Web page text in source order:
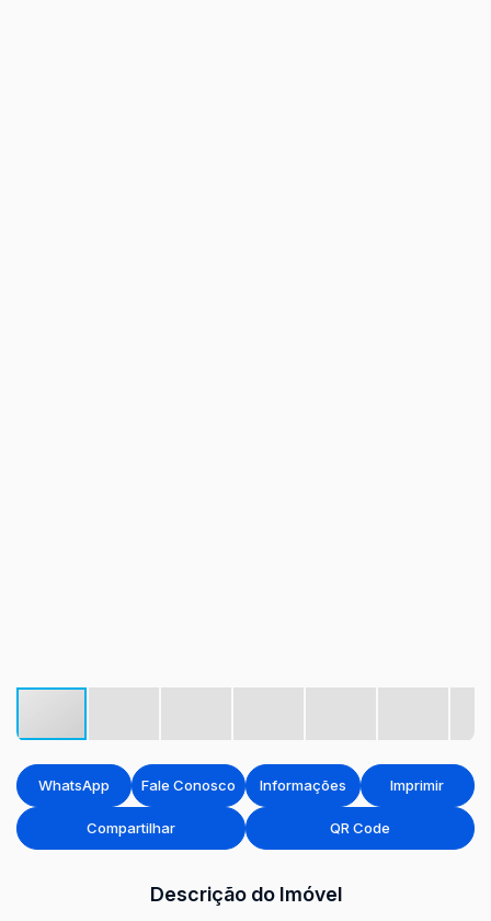
WhatsApp Fale Conosco Informações Imprimir
Compartilhar QR Code
Descrição do Imóvel